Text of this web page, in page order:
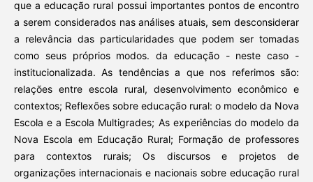
que a educação rural possui importantes pontos de encontro
a serem considerados nas análises atuais, sem desconsiderar
a relevância das particularidades que podem ser tomadas
como seus próprios modos. da educação - neste caso -
institucionalizada. As tendências a que nos referimos são:
relações entre escola rural, desenvolvimento econômico e
contextos; Reflexões sobre educação rural: o modelo da Nova
Escola e a Escola Multigrades; As experiências do modelo da
Nova Escola em Educação Rural; Formação de professores
para contextos rurais; Os discursos e projetos de
organizações internacionais e nacionais sobre educação rural